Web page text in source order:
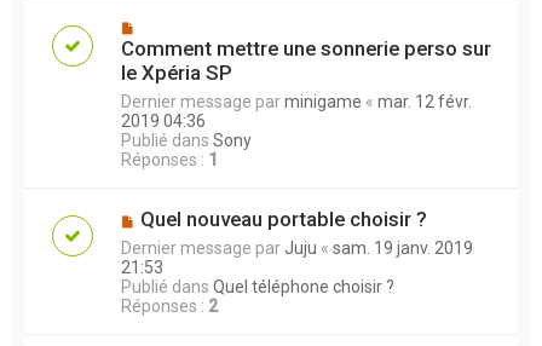
Comment mettre une sonnerie perso sur
le Xpéria SP
Dernier message parminigame « mar. 12 févr.
2019 04:36
Publié dans Sony
Réponses : 1
Quel nouveau portable choisir ?
Dernier message par Juju « sam. 19 janv. 2019
21:53
Publié dans Quel téléphone choisir ?
Réponses : 2